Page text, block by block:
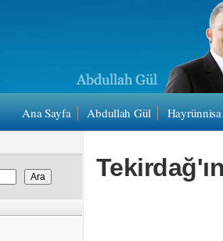
Ana Sayfa Abdullah Gül